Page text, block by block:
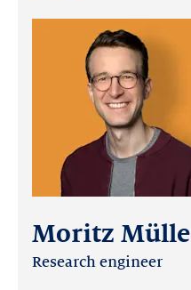
Moritz
Research engineer